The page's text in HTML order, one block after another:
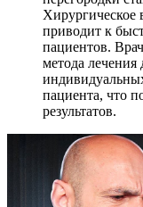
Хирургическое
приводит к
пациентов.
метода лечения
пациента, что
результатов.